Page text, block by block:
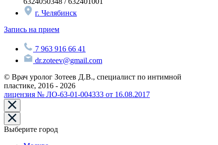
г. Челябинск
Запись на прием
7 963 916 66 41
dr.zoteev@gmail.com
© Врач уролог Зотеев Д.В., специалист по интимной
пластике, 2016 - 2026
лицензия № ЛО-63-01-004333 от 16.08.2017
Выберите город